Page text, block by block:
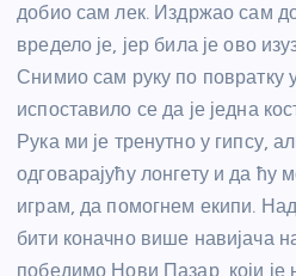
добио сам лек. Издржао сам
вредело је, јер била је ово
Снимио сам руку по повратку
испоставило се да је једна
Рука ми је тренутно у гипсу,
одговарајућу лонгету и да ћу
играм, да помогнем екипи.
бити коначно више навијача
победимо Нови Пазар, који је